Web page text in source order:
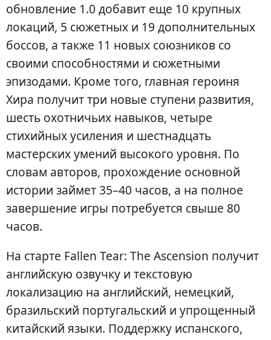
обновление 1.0 добавит еще 10 крупных
локаций, 5 сюжетных и 19 дополнительных
боссов, а также 11 новых союзников со
своими способностями и сюжетными
эпизодами. Кроме того, главная героиня
Хира получит три новые ступени развития,
шесть охотничьих навыков, четыре
стихийных усиления и шестнадцать
мастерских умений высокого уровня. По
словам авторов, прохождение основной
истории займет 35–40 часов, а на полное
завершение игры потребуется свыше 80
часов.
На старте Fallen Tear: The Ascension получит
английскую озвучку и текстовую
локализацию на английский, немецкий,
бразильский португальский и упрощенный
китайский языки. Поддержку испанского,